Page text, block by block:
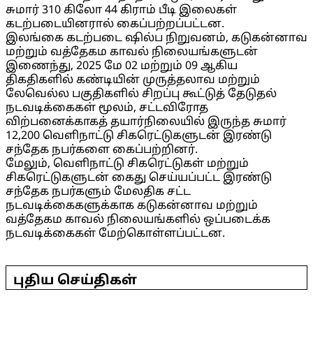
சுமார் 310 கிலோ 44 கிராம் பீடி இலைகள்
கடற்படையினரால் கைப்பற்றப்பட்டன.
இலங்கை கடற்படை ஷில்ப நிறுவனம், கடுகன்னாவ
மற்றும் வத்தேகம காவல் நிலையங்களுடன்
இணைந்து, 2025 மே 02 மற்றும் 09 ஆகிய
திகதிகளில் கண்டியின் முருத்தலாவ மற்றும்
லேவெல்ல பகுதிகளில் சிறப்பு கூட்டுத் தேடுதல்
நடவடிக்கைகள் மூலம், சட்டவிரோத
விற்பனைக்காகத் தயார்நிலையில் இருந்த சுமார்
12,200 வெளிநாட்டு சிகரெட்டுகளுடன் இரண்டு
சந்தேக நபர்களை கைப்பற்றினர்.
மேலும், வெளிநாட்டு சிகரெட்டுகள் மற்றும்
சிகரெட்டுகளுடன் கைது செய்யப்பட்ட இரண்டு
சந்தேக நபர்களும் மேலதிக சட்ட
நடவடிக்கைகளுக்காக கடுகன்னாவ மற்றும்
வத்தேகம காவல் நிலையங்களில் ஒப்படைக்க
நடவடிக்கைகள் மேற்கொள்ளப்பட்டன.
17புதிய செய்திகள்